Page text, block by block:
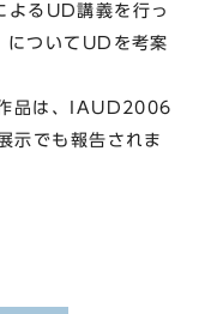
よるUD講義を行っ
についてUDを考案
作品は、IAUD2006
示でも報告されま